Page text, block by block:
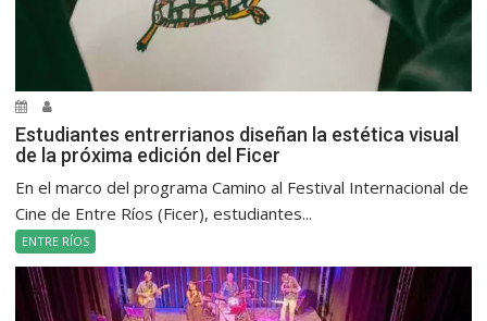
Estudiantes entrerrianos diseñan la estética visual
de la próxima edición del Ficer
En el marco del programa Camino al Festival Internacional de
Cine de Entre Ríos (Ficer), estudiantes...
ENTRE RÍOS